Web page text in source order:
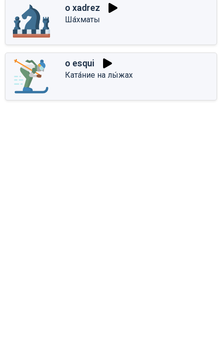
o xadrez
Ша́хматы
o esqui
Ката́ние на лы́жах